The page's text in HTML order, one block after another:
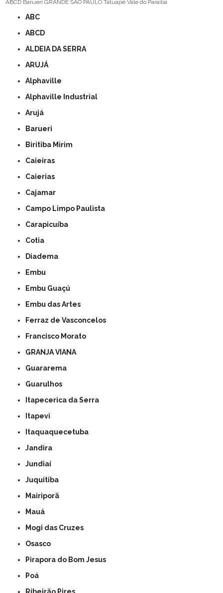
ABCD Barueri GRANDE SÃO PAULO Tatuapé Vale do Paraíba
ABC
ABCD
ALDEIA DA SERRA
ARUJÁ
Alphaville
Alphaville Industrial
Arujá
Barueri
Biritiba Mirim
Caieiras
Caierias
Cajamar
Campo Limpo Paulista
Carapicuíba
Cotia
Diadema
Embu
Embu Guaçú
Embu das Artes
Ferraz de Vasconcelos
Francisco Morato
GRANJA VIANA
Guararema
Guarulhos
Itapecerica da Serra
Itapevi
Itaquaquecetuba
Jandira
Jundiaí
Juquitiba
Mairiporã
Mauá
Mogi das Cruzes
Osasco
Pirapora do Bom Jesus
Poá